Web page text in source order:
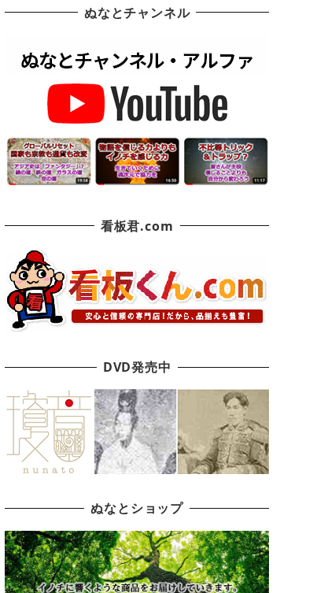
ぬなとチャンネル
看板君.com
DVD発売中
ぬなとショップ